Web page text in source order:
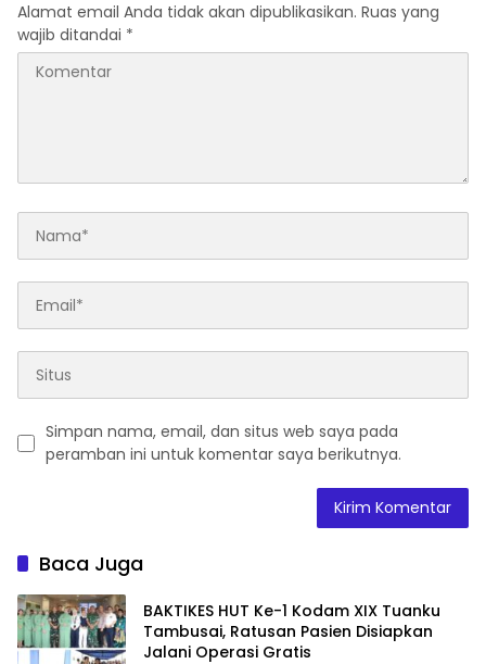
Alamat email Anda tidak akan dipublikasikan. Ruas yang
wajib ditandai *
Simpan nama, email, dan situs web saya pada
peramban ini untuk komentar saya berikutnya.
Baca Juga
BAKTIKES HUT Ke-1 Kodam XIX Tuanku
Tambusai, Ratusan Pasien Disiapkan
Jalani Operasi Gratis